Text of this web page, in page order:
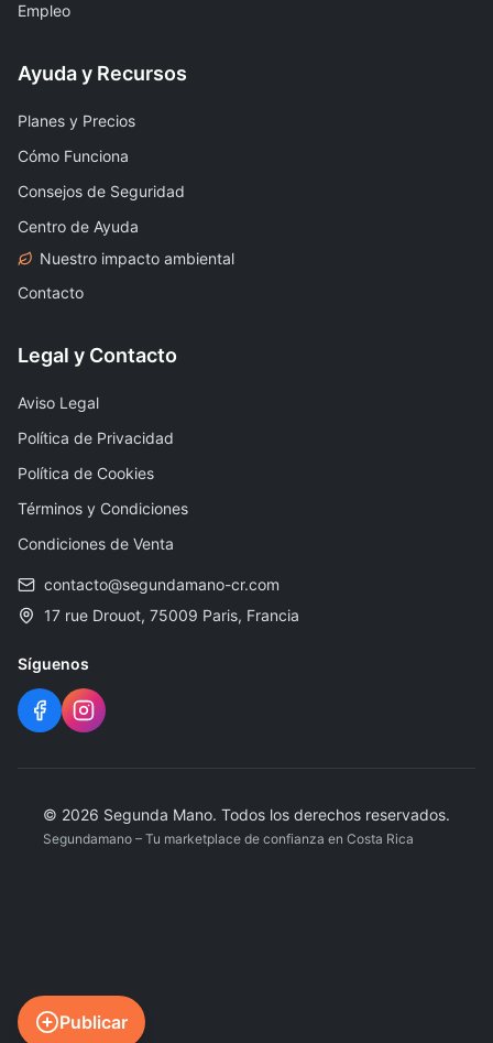
Empleo
Ayuda y Recursos
Planes y Precios
Cómo Funciona
Consejos de Seguridad
Centro de Ayuda
Nuestro impacto ambiental
Contacto
Legal y Contacto
Aviso Legal
Política de Privacidad
Política de Cookies
Términos y Condiciones
Condiciones de Venta
contacto@segundamano-cr.com
17 rue Drouot, 75009 Paris, Francia
Síguenos
© 2026 Segunda Mano. Todos los derechos reservados.
Segundamano – Tu marketplace de confianza en Costa Rica
Publicar